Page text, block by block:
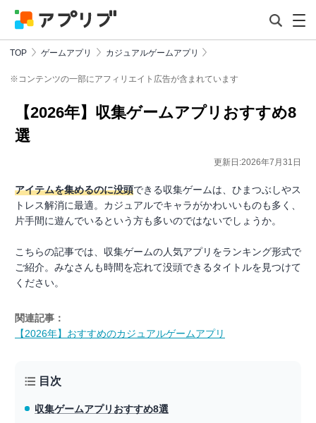
TOP ゲームアプリ カジュアルゲームアプリ
※コンテンツの一部にアフィリエイト広告が含まれています
【2026年】収集ゲームアプリおすすめ8
選
更新日:2026年7月31日
アイテムを集めるのに没頭できる収集ゲームは、ひまつぶしやス
トレス解消に最適。カジュアルでキャラがかわいいものも多く、
片手間に遊んでいるという方も多いのではないでしょうか。
こちらの記事では、収集ゲームの人気アプリをランキング形式で
ご紹介。みなさんも時間を忘れて没頭できるタイトルを見つけて
ください。
関連記事：
【2026年】おすすめのカジュアルゲームアプリ
目次
収集ゲームアプリ おすすめ8選